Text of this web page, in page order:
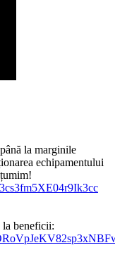
la marginile
echipamentului
la beneficii: